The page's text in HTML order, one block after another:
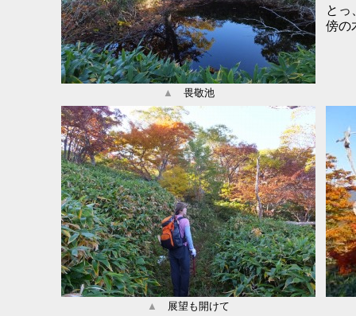
とっ
傍の
▲ 畏敬池
▲ 展望も開けて